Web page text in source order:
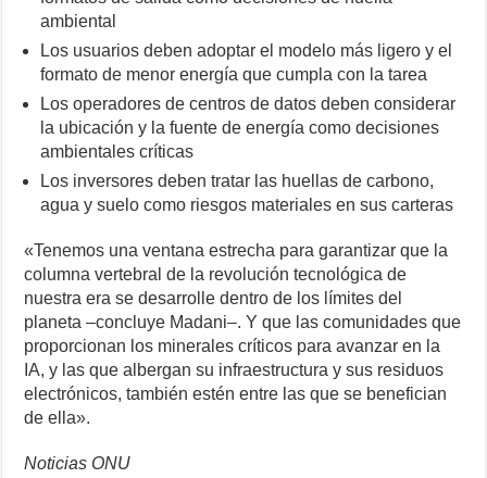
ambiental
Los usuarios deben adoptar el modelo más ligero y el
formato de menor energía que cumpla con la tarea
Los operadores de centros de datos deben considerar
la ubicación y la fuente de energía como decisiones
ambientales críticas
Los inversores deben tratar las huellas de carbono,
agua y suelo como riesgos materiales en sus carteras
«Tenemos una ventana estrecha para garantizar que la
columna vertebral de la revolución tecnológica de
nuestra era se desarrolle dentro de los límites del
planeta –concluye Madani–. Y que las comunidades que
proporcionan los minerales críticos para avanzar en la
IA, y las que albergan su infraestructura y sus residuos
electrónicos, también estén entre las que se benefician
de ella».
Noticias ONU